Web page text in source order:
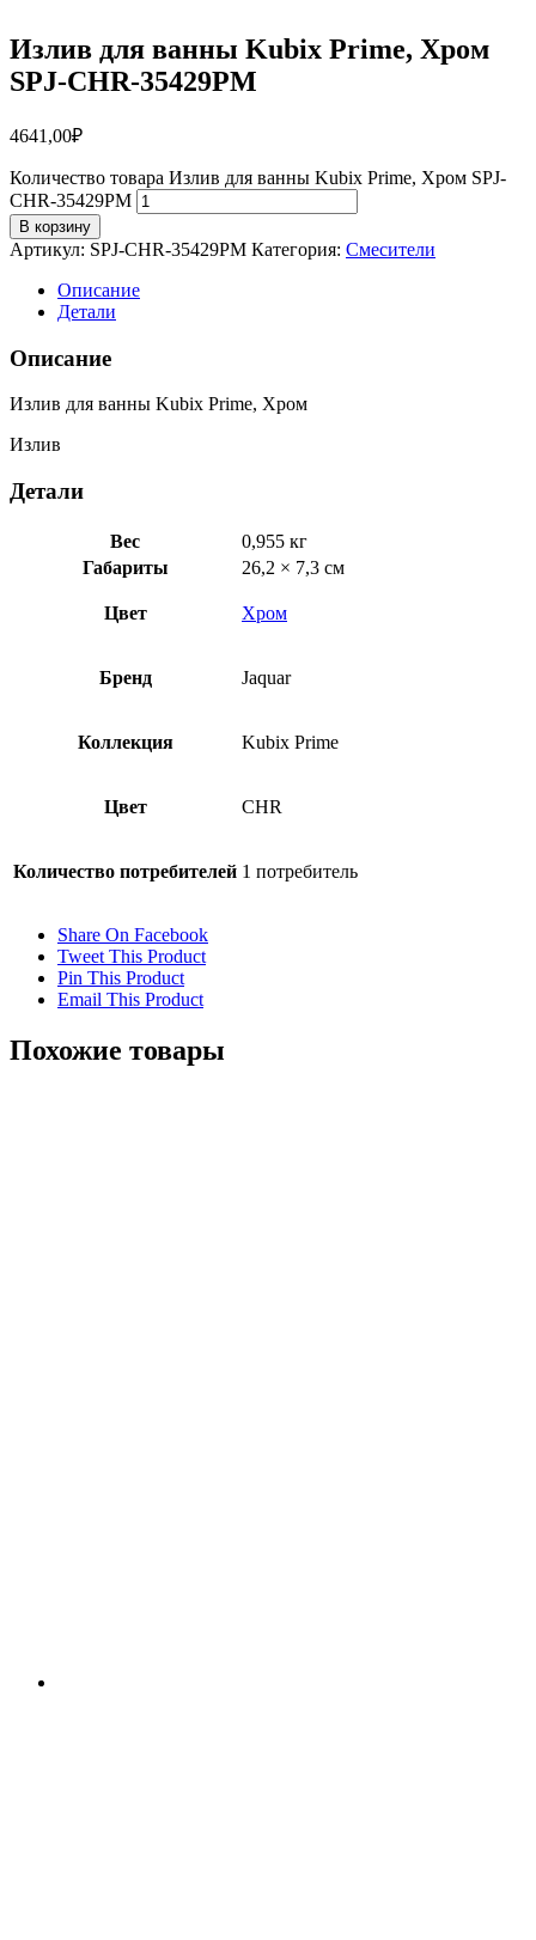
Излив для ванны Kubix Prime, Хром
SPJ-CHR-35429PM
4641,00₽
Количество товара Излив для ванны Kubix Prime, Хром SPJ-
CHR-35429PM
В корзину
Артикул: SPJ-CHR-35429PM Категория: Смесители
Описание
Детали
Описание
Излив для ванны Kubix Prime, Хром
Излив
Детали
Вес
0,955 кг
Габариты
26,2 × 7,3 см
Цвет Хром
Бренд Jaquar
Коллекция Kubix Prime
Цвет CHR
Количество потребителей 1 потребитель
Share On Facebook
Tweet This Product
Pin This Product
Email This Product
Похожие товары